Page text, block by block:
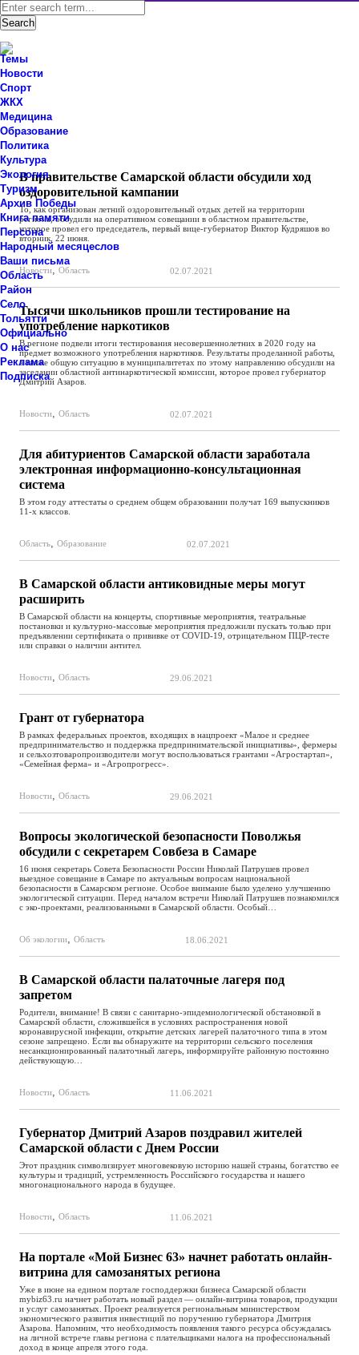
В правительстве Самарской области обсудили ход
оздоровительной кампании
То, как организован летний оздоровительный отдых детей на территории
региона, обсудили на оперативном совещании в областном правительстве,
которое провел его председатель, первый вице-губернатор Виктор Кудряшов во
вторник, 22 июня.
Новости,Область 02.07.2021
Тысячи школьников прошли тестирование на
употребление наркотиков
В регионе подвели итоги тестирования несовершеннолетних в 2020 году на
предмет возможного употребления наркотиков. Результаты проделанной работы,
а также общую ситуацию в муниципалитетах по этому направлению обсудили на
заседании областной антинаркотической комиссии, которое провел губернатор
Дмитрий Азаров.
Новости,Область 02.07.2021
Для абитуриентов Самарской области заработала
электронная информационно-консультационная
система
В этом году аттестаты о среднем общем образовании получат 169 выпускников
11-х классов.
Область,Образование 02.07.2021
В Самарской области антиковидные меры могут
расширить
В Самарской области на концерты, спортивные мероприятия, театральные
постановки и культурно-массовые мероприятия предложили пускать только при
предъявлении сертификата о прививке от COVID-19, отрицательном ПЦР-тесте
или справки о наличии антител.
Новости,Область 29.06.2021
Грант от губернатора
В рамках федеральных проектов, входящих в нацпроект «Малое и среднее
предпринимательство и поддержка предпринимательской инициативы», фермеры
и сельхозтоваропроизводители могут воспользоваться грантами «Агростартап»,
«Семейная ферма» и «Агропрогресс».
Новости,Область 29.06.2021
Вопросы экологической безопасности Поволжья
обсудили с секретарем Совбеза в Самаре
16 июня секретарь Совета Безопасности России Николай Патрушев провел
выездное совещание в Самаре по актуальным вопросам национальной
безопасности в Самарском регионе. Особое внимание было уделено улучшению
экологической ситуации. Перед началом встречи Николай Патрушев познакомился
с эко-проектами, реализованными в Самарской области. Особый…
Об экологии,Область 18.06.2021
В Самарской области палаточные лагеря под
запретом
Родители, внимание! В связи с санитарно-эпидемиологической обстановкой в
Самарской области, сложившейся в условиях распространения новой
коронавирусной инфекции, открытие детских лагерей палаточного типа в этом
сезоне запрещено. Если вы обнаружите на территории сельского поселения
несанкционированный палаточный лагерь, информируйте районную постоянно
действующую…
Новости,Область 11.06.2021
Губернатор Дмитрий Азаров поздравил жителей
Самарской области с Днем России
Этот праздник символизирует многовековую историю нашей страны, богатство ее
культуры и традиций, устремленность Российского государства и нашего
многонационального народа в будущее.
Новости,Область 11.06.2021
На портале «Мой Бизнес 63» начнет работать онлайн-
витрина для самозанятых региона
Уже в июне на едином портале господдержки бизнеса Самарской области
mybiz63.ru начнет работать новый раздел — онлайн-витрина товаров, продукции
и услуг самозанятых. Проект реализуется региональным министерством
экономического развития инвестиций по поручению губернатора Дмитрия
Азарова. Напомним, что необходимость появления такого ресурса обсуждалась
на личной встрече главы региона с плательщиками налога на профессиональный
доход в конце апреля этого года.
Темы
Новости
Спорт
ЖКХ
Медицина
Образование
Политика
Культура
Экология
Туризм
Архив Победы
Книга памяти
Персона
Народный месяцеслов
Ваши письма
Область
Район
Село
Тольятти
Официально
О нас
Реклама
Подписка